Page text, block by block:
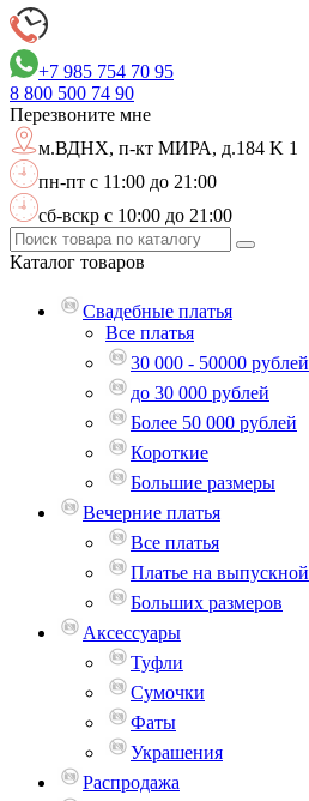
+7 985 754 70 95
8 800 500 74 90
Перезвоните мне
м.ВДНХ, п-кт МИРА, д.184 K 1
пн-пт с 11:00 до 21:00
сб-вскр с 10:00 до 21:00
Каталог товаров
Свадебные платья
Все платья
30 000 - 50000 рублей
до 30 000 рублей
Более 50 000 рублей
Короткие
Большие размеры
Вечерние платья
Все платья
Платье на выпускной
Больших размеров
Аксессуары
Туфли
Сумочки
Фаты
Украшения
Распродажа